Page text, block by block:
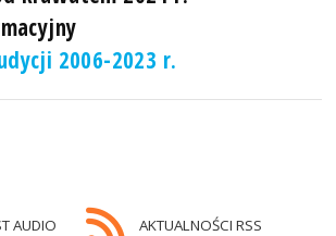
2006-2023 r.
AUDIO AKTUALNOŚCI RSS